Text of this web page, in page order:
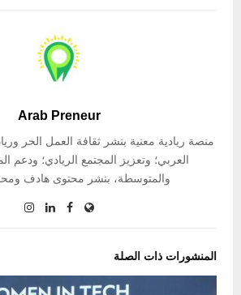
Arab Preneur
منصة ريادية معنية بنشر ثقافة العمل الحر
العربي؛ وتعزيز المجتمع الريادي؛ ودعم
والمتوسطة، بنشر محتوى هادف
المنشورات ذات الصلة